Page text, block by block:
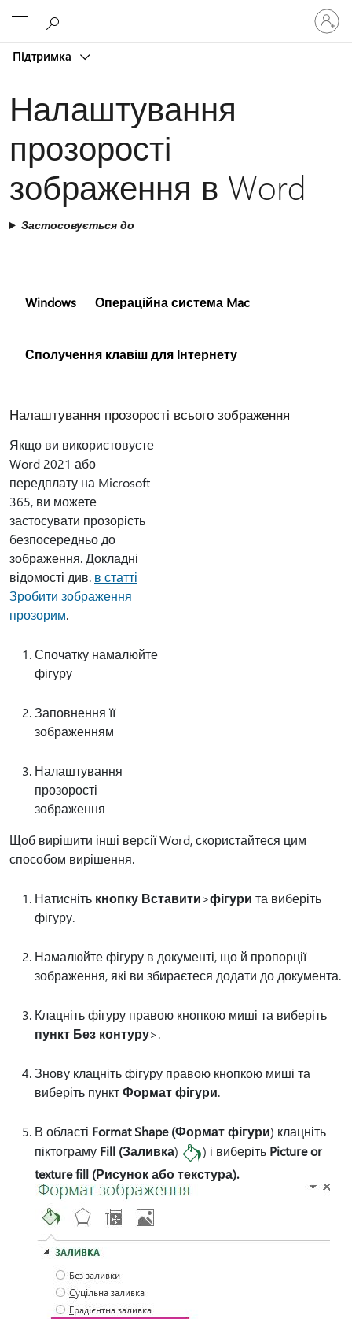
Підтримка
Увійдіть
свій
запис
Налаштування
прозорості
зображення в Word
Застосовується до
Windows Операційна система Mac
Сполучення клавіш для Інтернету
Налаштування прозорості всього зображення
Якщо ви використовуєте
Word 2021 або
передплату на Microsoft
365, ви можете
застосувати прозорість
безпосередньо до
зображення. Докладні
відомості див. в статті
Зробити зображення
прозорим.
Спочатку намалюйте
фігуру
Заповнення її
зображенням
Налаштування
прозорості
зображення
Щоб вирішити інші версії Word, скористайтеся цим
способом вирішення.
Натисніть кнопку Вставити>фігури та виберіть
фігуру.
Намалюйте фігуру в документі, що й пропорції
зображення, які ви збираєтеся додати до документа.
Клацніть фігуру правою кнопкою миші та виберіть
пункт Без контуру>.
Знову клацніть фігуру правою кнопкою миші та
виберіть пунктФормат фігури.
В області Format Shape (Формат фігури) клацніть
піктограму Fill (Заливка) ) і виберіть Picture or
texture fill (Рисунок або текстура).